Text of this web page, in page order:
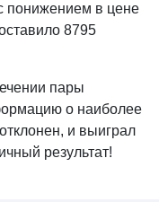
понижением в цене
8795
пары
о наиболее
и выиграл
результат!